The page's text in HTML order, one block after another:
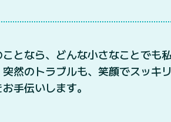
となら、どんな小さなことでも
然のトラブルも、笑顔でスッキ
手伝いします。